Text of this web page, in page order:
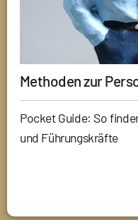
Methoden zur
Pocket Guide: So
und Führungskräfte